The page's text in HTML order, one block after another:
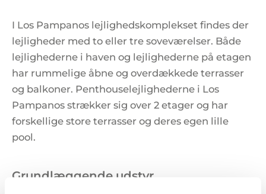
I Los Pampanos lejlighedskomplekset findes der
lejligheder med to eller tre soveværelser. Både
lejlighederne i haven og lejlighederne på etagen
har rummelige åbne og overdækkede terrasser
og balkoner. Penthouselejlighederne i Los
Pampanos strækker sig over 2 etager og har
forskellige store terrasser og deres egen lille
pool.
Grundlæggende udstyr